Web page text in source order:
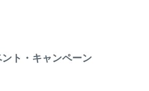
ト・キャンペーン